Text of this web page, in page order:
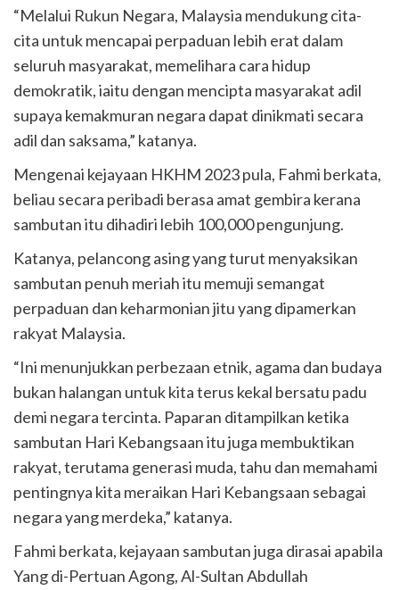
“Melalui Rukun Negara, Malaysia mendukung cita-
cita untuk mencapai perpaduan lebih erat dalam
seluruh masyarakat, memelihara cara hidup
demokratik, iaitu dengan mencipta masyarakat adil
supaya kemakmuran negara dapat dinikmati secara
adil dan saksama,” katanya.
Mengenai kejayaan HKHM 2023 pula, Fahmi berkata,
beliau secara peribadi berasa amat gembira kerana
sambutan itu dihadiri lebih 100,000 pengunjung.
Katanya, pelancong asing yang turut menyaksikan
sambutan penuh meriah itu memuji semangat
perpaduan dan keharmonian jitu yang dipamerkan
rakyat Malaysia.
“Ini menunjukkan perbezaan etnik, agama dan budaya
bukan halangan untuk kita terus kekal bersatu padu
demi negara tercinta. Paparan ditampilkan ketika
sambutan Hari Kebangsaan itu juga membuktikan
rakyat, terutama generasi muda, tahu dan memahami
pentingnya kita meraikan Hari Kebangsaan sebagai
negara yang merdeka,” katanya.
Fahmi berkata, kejayaan sambutan juga dirasai apabila
Yang di-Pertuan Agong, Al-Sultan Abdullah